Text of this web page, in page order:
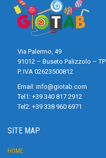
Via Palermo, 49
91012 – Buseto Palizzolo – TP
P. IVA 02623500812
Email: info@giotab.com
Tel1: +39 340 817 2912
Tel2: +39 338 960 6971
SITE MAP
HOME